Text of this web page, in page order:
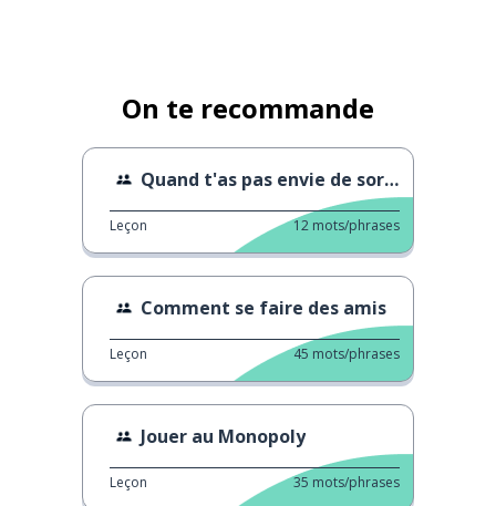
On te recommande
Quand t'as pas envie de sortir
Leçon 12 mots/phrases
Comment se faire des amis
Leçon 45 mots/phrases
Jouer au Monopoly
Leçon 35 mots/phrases